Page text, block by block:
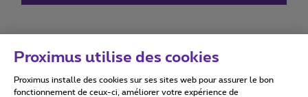
Conditions d'utilisation Accessibility statement
Proximus utilise des cookies
Proximus installe des cookies sur ses sites web pour assurer le bon
fonctionnement de ceux-ci, améliorer votre expérience de